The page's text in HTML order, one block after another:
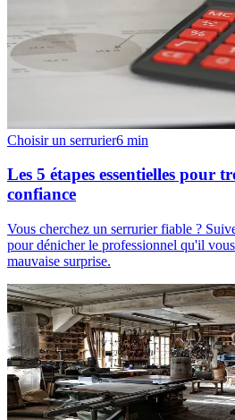
Choisir un serrurier6 min
Les 5 étapes essentielles pour
confiance
Vous cherchez un serrurier fiable ?
pour dénicher le professionnel qu'il
mauvaise surprise.